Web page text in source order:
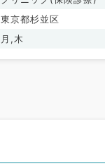
東京都杉並区
月,木